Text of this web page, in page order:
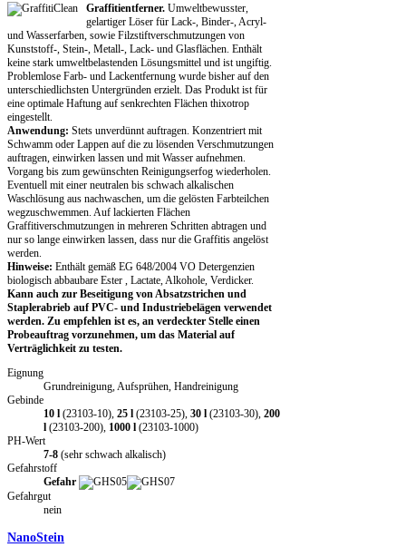
Graffitientferner. Umweltbewusster,
gelartiger Löser für Lack-, Binder-, Acryl-
und Wasserfarben, sowie Filzstiftverschmutzungen von
Kunststoff-, Stein-, Metall-, Lack- und Glasflächen. Enthält
keine stark umweltbelastenden Lösungsmittel und ist ungiftig.
Problemlose Farb- und Lackentfernung wurde bisher auf den
unterschiedlichsten Untergründen erzielt. Das Produkt ist für
eine optimale Haftung auf senkrechten Flächen thixotrop
eingestellt.
Anwendung: Stets unverdünnt auftragen. Konzentriert mit
Schwamm oder Lappen auf die zu lösenden Verschmutzungen
auftragen, einwirken lassen und mit Wasser aufnehmen.
Vorgang bis zum gewünschten Reinigungserfog wiederholen.
Eventuell mit einer neutralen bis schwach alkalischen
Waschlösung aus nachwaschen, um die gelösten Farbteilchen
wegzuschwemmen. Auf lackierten Flächen
Graffitiverschmutzungen in mehreren Schritten abtragen und
nur so lange einwirken lassen, dass nur die Graffitis angelöst
werden.
Hinweise: Enthält gemäß EG 648/2004 VO Detergenzien
biologisch abbaubare Ester , Lactate, Alkohole, Verdicker.
Kann auch zur Beseitigung von Absatzstrichen und
Staplerabrieb auf PVC- und Industriebelägen verwendet
werden. Zu empfehlen ist es, an verdeckter Stelle einen
Probeauftrag vorzunehmen, um das Material auf
Verträglichkeit zu testen.
Eignung
Grundreinigung, Aufsprühen, Handreinigung
Gebinde
10 l (23103-10), 25 l (23103-25), 30 l (23103-30), 200
l (23103-200), 1000 l (23103-1000)
PH-Wert
7-8 (sehr schwach alkalisch)
Gefahrstoff
Gefahr
Gefahrgut
nein
NanoStein